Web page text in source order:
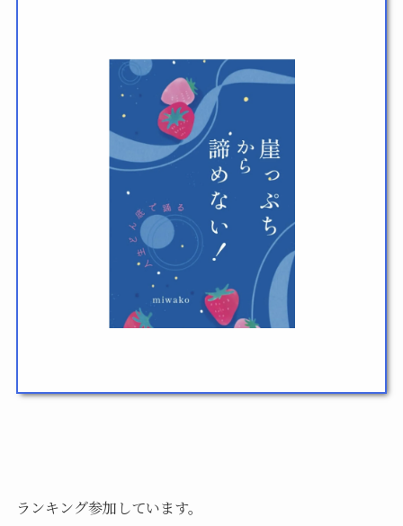
ランキング参加しています。